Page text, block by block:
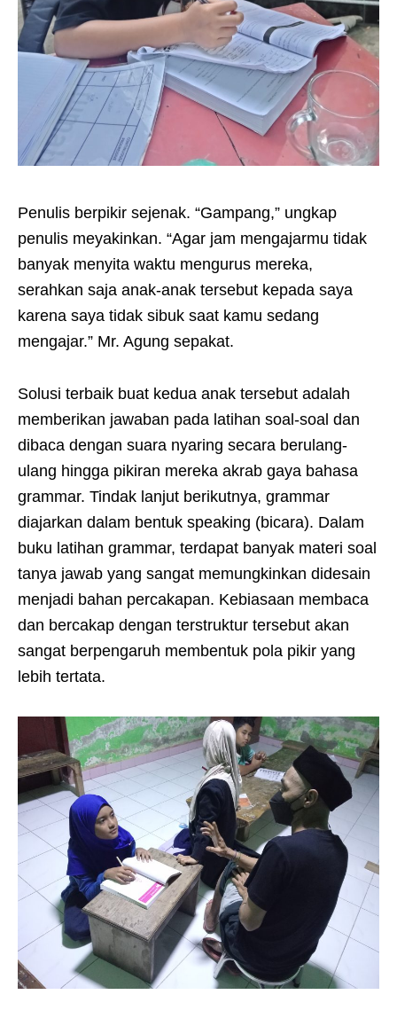
Penulis berpikir sejenak. “Gampang,” ungkap
penulis meyakinkan. “Agar jam mengajarmu tidak
banyak menyita waktu mengurus mereka,
serahkan saja anak-anak tersebut kepada saya
karena saya tidak sibuk saat kamu sedang
mengajar.” Mr. Agung sepakat.
Solusi terbaik buat kedua anak tersebut adalah
memberikan jawaban pada latihan soal-soal dan
dibaca dengan suara nyaring secara berulang-
ulang hingga pikiran mereka akrab gaya bahasa
grammar. Tindak lanjut berikutnya, grammar
diajarkan dalam bentuk speaking (bicara). Dalam
buku latihan grammar, terdapat banyak materi soal
tanya jawab yang sangat memungkinkan didesain
menjadi bahan percakapan. Kebiasaan membaca
dan bercakap dengan terstruktur tersebut akan
sangat berpengaruh membentuk pola pikir yang
lebih tertata.